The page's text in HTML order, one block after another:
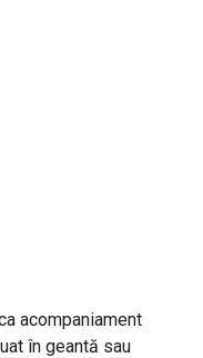
acompaniament
în geantă sau